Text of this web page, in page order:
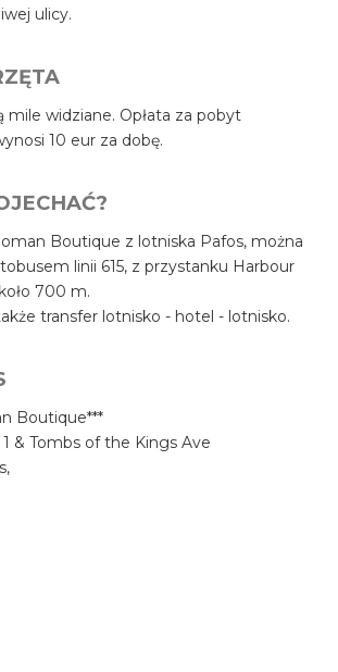
ulicy.
mile widziane. Opłata za pobyt
10 eur za dobę.
Boutique z lotniska Pafos, można
linii 615, z przystanku Harbour
700 m.
transfer lotnisko - hotel - lotnisko.
Boutique***
& Tombs of the Kings Ave